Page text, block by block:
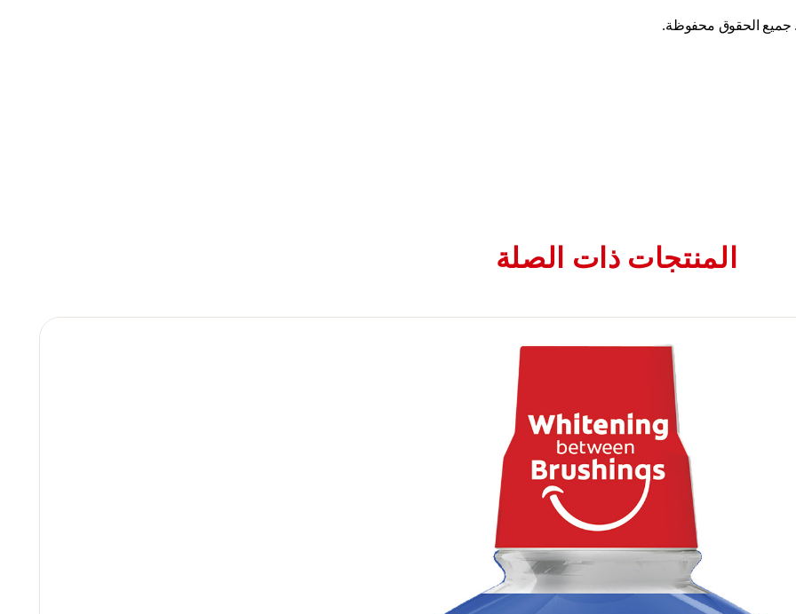
المنتجات ذات الصلة